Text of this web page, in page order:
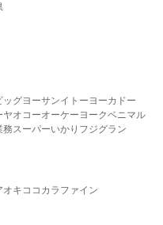
ッグヨーサンイトーヨーカドー
ヤオコーオーケー ヨークベニマル
務スーパーいかり フジグラン
オキココカラファイン